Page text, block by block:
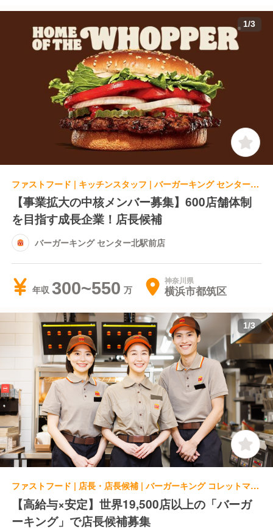
1/3
ファストフード | キッチンスタッフ | バーガーキング センター北駅前店
【事業拡大の中核メンバー募集】600店舗体制
を目指す成長企業！店長候補
バーガーキング センター北駅前店
年収 300~550 神奈川県
横浜市都筑区
1/3
ファストフード | 店長・店長候補 | バーガーキング コレットマーレみなとみらい店
【高給与×安定】世界19,500店以上の「バーガ
ーキング」で店長候補募集